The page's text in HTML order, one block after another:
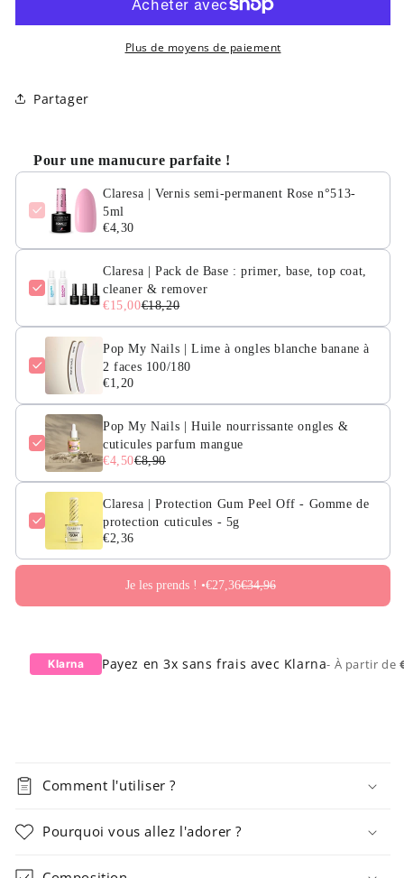
semi-
5ml
Vernis
semi-
permanent
Plus de moyens de paiement
Partager
Pour une manucure parfaite !
Claresa | Vernis semi-permanent Rose n°513-
5ml
€4,30
Claresa | Pack de Base : primer, base, top coat,
cleaner & remover
€15,00€18,20
Pop My Nails | Lime à ongles blanche banane à
2 faces 100/180
€1,20
Pop My Nails | Huile nourrissante ongles &
cuticules parfum mangue
€4,50€8,90
Claresa | Protection Gum Peel Off - Gomme de
protection cuticules - 5g
€2,36
Je les prends ! •€27,36€34,96
Klarna Payez en 3x sans frais avec Klarna- À partir de
Comment l'utiliser ?
Pourquoi vous allez l'adorer ?